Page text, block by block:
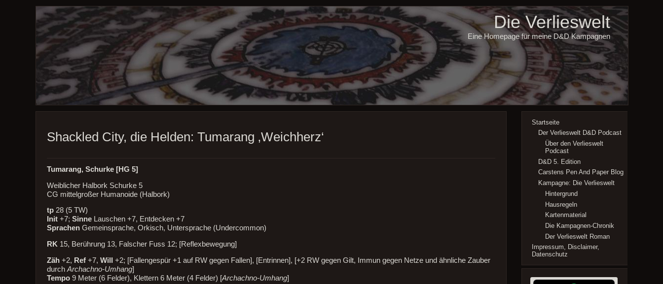
Die Verlieswelt
Eine Homepage für meine D&D Kampagnen
Shackled City, die Helden: Tumarang ‚Weichherz‘
Tumarang, Schurke [HG 5]
Weiblicher Halbork Schurke 5
CG mittelgroßer Humanoide (Halbork)
tp28 (5 TW)
Init+7; SinneLauschen +7, Entdecken +7
SprachenGemeinsprache, Orkisch, Untersprache (Undercommon)
RK 15, Berührung 13, Falscher Fuss 12; [Reflexbewegung]
Zäh+2, Ref+7, Will +2; [Fallengespür +1 auf RW gegen Fallen], [Entrinnen], [+2 RW gegen Gilt, Immun gegen Netze und ähnliche Zauber
durch Archachno-Umhang]
Tempo9 Meter (6 Felder), Klettern 6 Meter (4 Felder) [Archachno-Umhang]
Startseite
Der Verlieswelt D&D Podcast
Über den Verlieswelt
Podcast
D&D 5. Edition
Carstens Pen And Paper Blog
Kampagne: Die Verlieswelt
Hintergrund
Hausregeln
Kartenmaterial
Die Kampagnen-Chronik
Der Verlieswelt Roman
Impressum, Disclaimer,
Datenschutz